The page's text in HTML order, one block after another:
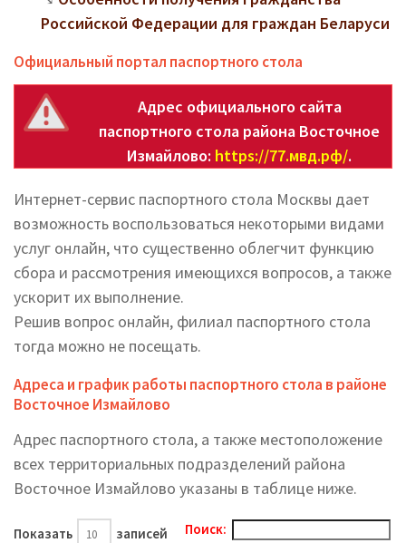
Российской Федерации для граждан Беларуси
Официальный портал паспортного стола
Адрес официального сайта
паспортного стола района Восточное
Измайлово: https://77.мвд.рф/.
Интернет-сервис паспортного стола Москвы дает
возможность воспользоваться некоторыми видами
услуг онлайн, что существенно облегчит функцию
сбора и рассмотрения имеющихся вопросов, а также
ускорит их выполнение.
Решив вопрос онлайн, филиал паспортного стола
тогда можно не посещать.
Адреса и график работы паспортного стола в районе
Восточное Измайлово
Адрес паспортного стола, а также местоположение
всех территориальных подразделений района
Восточное Измайлово указаны в таблице ниже.
Показать записей Поиск: